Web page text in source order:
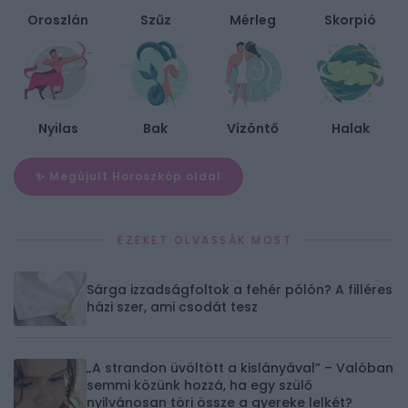
Oroszlán Szűz Mérleg Skorpió
Nyilas Bak Vízöntő Halak
✨ Megújult Horoszkóp oldal
EZEKET OLVASSÁK MOST
Sárga izzadságfoltok a fehér pólón? A filléres
házi szer, ami csodát tesz
„A strandon üvöltött a kislányával” – Valóban
semmi közünk hozzá, ha egy szülő
nyilvánosan töri össze a gyereke lelkét?